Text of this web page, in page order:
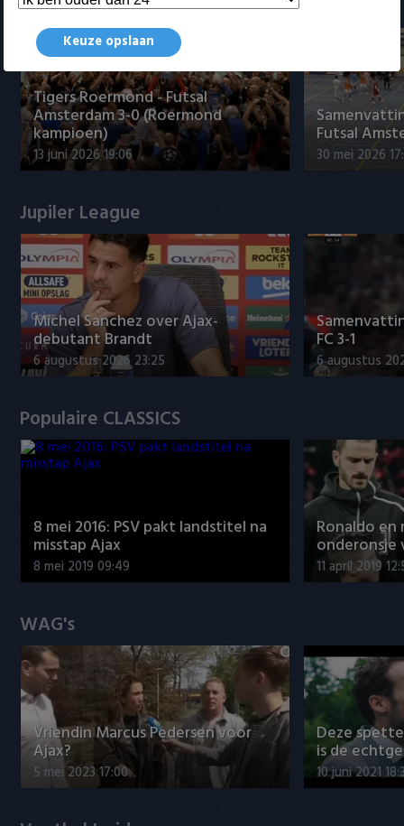
Samenvattingen Eredivisie
Tigers Roermond - Futsal
Amsterdam 3-0 (Roermond
kampioen)
13 juni 2026 19:06
Futsal
30 mei 2026
Jupiler League
Míchel Sanchez over Ajax-
debutant Brandt
6 augustus 2026 23:25
FC 3-1
6 augustus
Populaire CLASSICS
8 mei 2016: PSV pakt landstitel na
misstap Ajax
8 mei 2019 09:49
Ronaldo
onderonsje
11 april 2019
WAG's
Vriendin Marcus Pedersen voor
Ajax?
5 mei 2023 17:00
Deze
is de
10 juni 2021
Keuze opslaan